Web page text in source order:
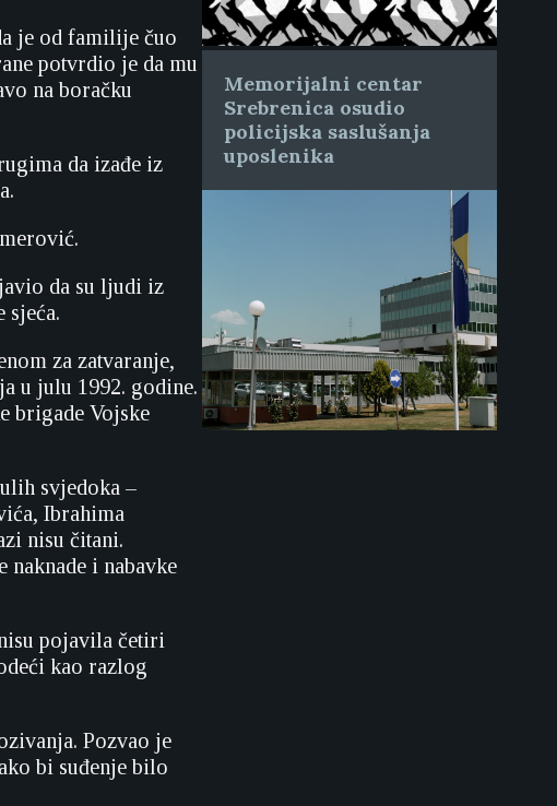
je od familije čuo
potvrdio je da mu
na boračku
da izađe iz
da su ljudi iz
sjeća.
za zatvaranje,
u julu 1992. godine.
brigade Vojske
svjedoka –
Ibrahima
nisu čitani.
naknade i nabavke
pojavila četiri
kao razlog
Pozvao je
bi suđenje bilo
Memorijalni centar
Srebrenica osudio
policijska saslušanja
uposlenika